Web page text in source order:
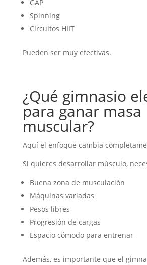
GAP
Spinning
Circuitos HIIT
Pueden ser muy efectivas.
¿Qué gimnasio
para ganar masa
muscular?
Aquí el enfoque cambia
Si quieres desarrollar músculo,
Buena zona de musculación
Máquinas variadas
Pesos libres
Progresión de cargas
Espacio cómodo para entrenar
Además, es importante que el